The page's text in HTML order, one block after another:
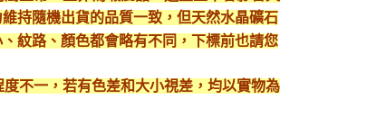
持隨機出貨的品質一致，但天然水晶礦石
紋路、顏色都會略有不同，下標前也請您
不一，若有色差和大小視差，均以實物為